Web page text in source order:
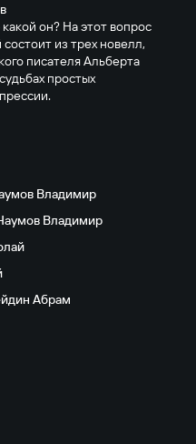
он? На этот вопрос
из трех новелл,
писателя Альберта
простых
Владимир
Владимир
Абрам